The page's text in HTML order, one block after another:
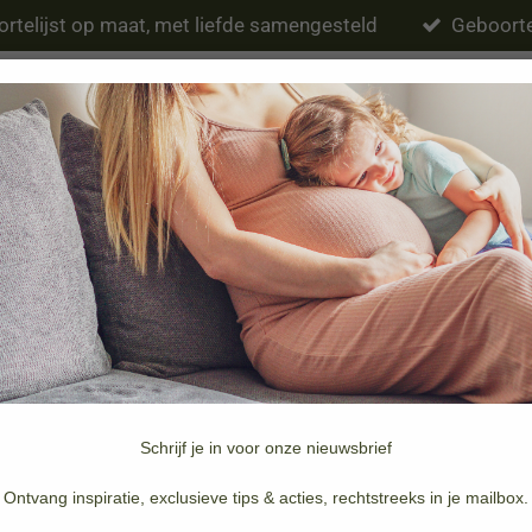
Schrijf je in voor onze nieuwsbrief
Ontvang inspiratie, exclusieve tips & acties, rechtstreeks in je mailbox.
op maat, met liefde samengesteld
Eten & drinken Verzorging
Merken Doopsuiker & Geboortekaartjes